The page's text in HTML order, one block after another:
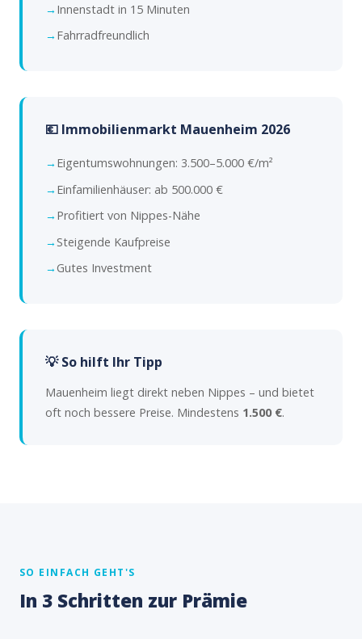
Innenstadt in 15 Minuten
Fahrradfreundlich
💶 Immobilienmarkt Mauenheim 2026
Eigentumswohnungen: 3.500–5.000 €/m²
Einfamilienhäuser: ab 500.000 €
Profitiert von Nippes-Nähe
Steigende Kaufpreise
Gutes Investment
💡 So hilft Ihr Tipp
Mauenheim liegt direkt neben Nippes – und bietet
oft noch bessere Preise. Mindestens 1.500 €.
SO EINFACH GEHT'S
In 3 Schritten zur Prämie